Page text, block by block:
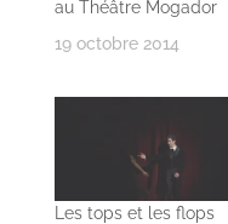
au Théâtre Mogador
19 octobre 2014
Les tops et les flops